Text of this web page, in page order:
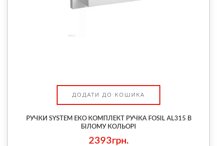
ДОДАТИ ДО КОШИКА
РУЧКИ SYSTEM ЕКО КОМПЛЕКТ РУЧКА FOSIL AL315 В
БІЛОМУ КОЛЬОРІ
2393грн.